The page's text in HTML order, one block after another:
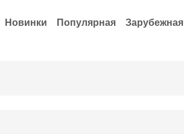
Новинки Популярная Зарубежная